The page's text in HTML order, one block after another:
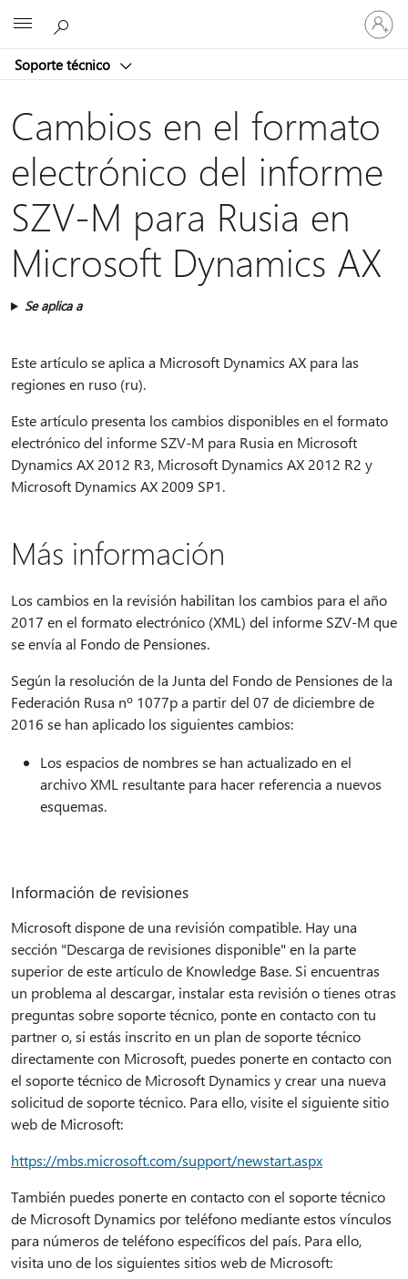
Soporte técnico
Iniciar
sesión
en
cuenta
Cambios en el formato
electrónico del informe
SZV-M para Rusia en
Microsoft Dynamics AX
Se aplica a
Este artículo se aplica a Microsoft Dynamics AX para las
regiones en ruso (ru).
Este artículo presenta los cambios disponibles en el formato
electrónico del informe SZV-M para Rusia en Microsoft
Dynamics AX 2012 R3, Microsoft Dynamics AX 2012 R2 y
Microsoft Dynamics AX 2009 SP1.
Más información
Los cambios en la revisión habilitan los cambios para el año
2017 en el formato electrónico (XML) del informe SZV-M que
se envía al Fondo de Pensiones.
Según la resolución de la Junta del Fondo de Pensiones de la
Federación Rusa nº 1077p a partir del 07 de diciembre de
2016 se han aplicado los siguientes cambios:
Los espacios de nombres se han actualizado en el
archivo XML resultante para hacer referencia a nuevos
esquemas.
Información de revisiones
Microsoft dispone de una revisión compatible. Hay una
sección "Descarga de revisiones disponible" en la parte
superior de este artículo de Knowledge Base. Si encuentras
un problema al descargar, instalar esta revisión o tienes otras
preguntas sobre soporte técnico, ponte en contacto con tu
partner o, si estás inscrito en un plan de soporte técnico
directamente con Microsoft, puedes ponerte en contacto con
el soporte técnico de Microsoft Dynamics y crear una nueva
solicitud de soporte técnico. Para ello, visite el siguiente sitio
web de Microsoft:
https://mbs.microsoft.com/support/newstart.aspx
También puedes ponerte en contacto con el soporte técnico
de Microsoft Dynamics por teléfono mediante estos vínculos
para números de teléfono específicos del país. Para ello,
visita uno de los siguientes sitios web de Microsoft: